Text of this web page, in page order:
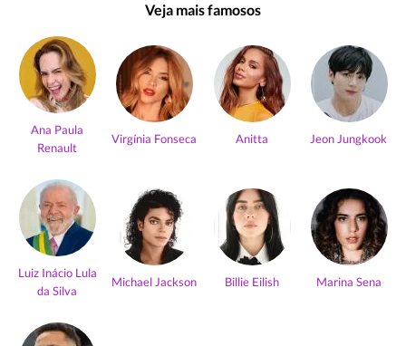
Veja mais famosos
Ana Paula
Renault
Virgínia Fonseca Anitta Jeon Jungkook
Luiz Inácio Lula
da Silva
Michael Jackson Billie Eilish Marina Sena